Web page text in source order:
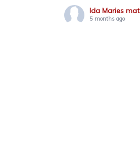
Ida Maries mat
5 months ago